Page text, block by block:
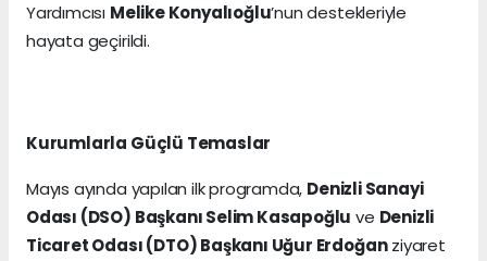
Yardımcısı Melike Konyalıoğlu’nun destekleriyle
hayata geçirildi.
Kurumlarla Güçlü Temaslar
Mayıs ayında yapılan ilk programda, Denizli Sanayi
Odası (DSO) Başkanı Selim Kasapoğlu ve Denizli
Ticaret Odası (DTO) Başkanı Uğur Erdoğanziyaret